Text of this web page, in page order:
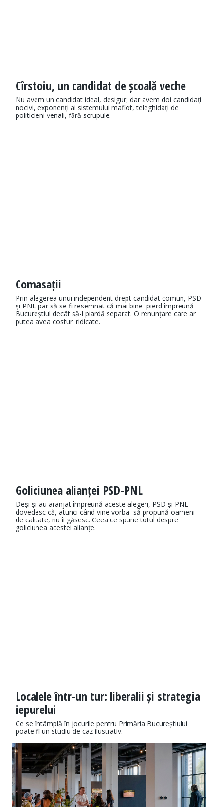
Cîrstoiu, un candidat de școală veche
Nu avem un candidat ideal, desigur, dar avem doi candidați
nocivi, exponenți ai sistemului mafiot, teleghidați de
politicieni venali, fără scrupule.
Comasații
Prin alegerea unui independent drept candidat comun, PSD
și PNL par să se fi resemnat că mai bine pierd împreună
Bucureștiul decât să-l piardă separat. O renunțare care ar
putea avea costuri ridicate.
Goliciunea alianței PSD-PNL
Deși și-au aranjat împreună aceste alegeri, PSD și PNL
dovedesc că, atunci când vine vorba să propună oameni
de calitate, nu îi găsesc. Ceea ce spune totul despre
goliciunea acestei alianțe.
Localele într-un tur: liberalii și strategia
iepurelui
Ce se întâmplă în jocurile pentru Primăria Bucureștiului
poate fi un studiu de caz ilustrativ.